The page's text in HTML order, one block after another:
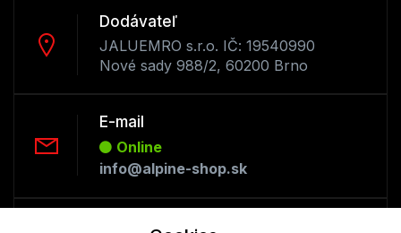
Dodávateľ
JALUEMRO s.r.o. IČ: 19540990
Nové sady 988/2, 60200 Brno
E-mail
Online
info@alpine-shop.sk
Telefón: